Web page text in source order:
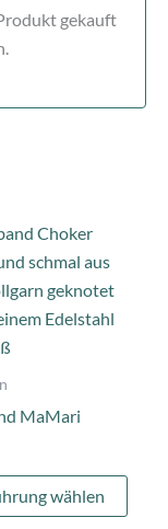
gekauft
MaMari
wählen
der